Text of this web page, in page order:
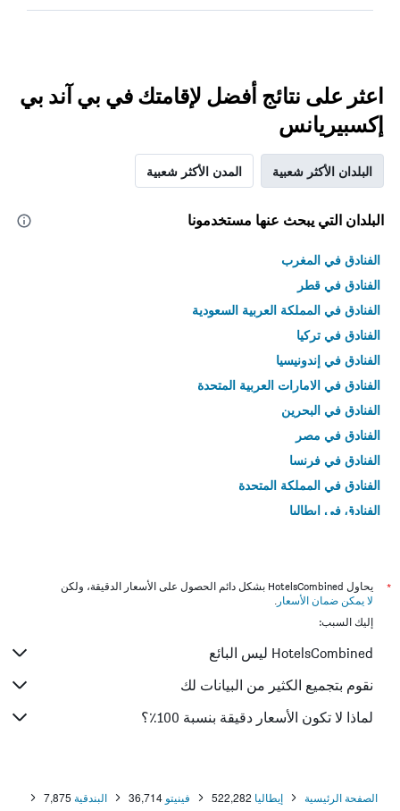
اعثر على نتائج أفضل لإقامتك في بي آند بي
إكسبيريانس
البلدان الأكثر شعبية المدن الأكثر شعبية
البلدان التي يبحث عنها مستخدمونا
الفنادق في المغرب
الفنادق في قطر
الفنادق في المملكة العربية السعودية
الفنادق في تركيا
الفنادق في إندونيسيا
الفنادق في الامارات العربية المتحدة
الفنادق في البحرين
الفنادق في مصر
الفنادق في فرنسا
الفنادق في المملكة المتحدة
الفنادق في إيطاليا
*
يحاول HotelsCombined بشكل دائم الحصول على الأسعار الدقيقة، ولكن
لا يمكن ضمان الأسعار .
إليك السبب:
HotelsCombined ليس البائع
نقوم بتجميع الكثير من البيانات لك
لماذا لا تكون الأسعار دقيقة بنسبة 100٪؟
الصفحة الرئيسية إيطاليا 522,282 فينيتو 36,714 البندقية 7,875